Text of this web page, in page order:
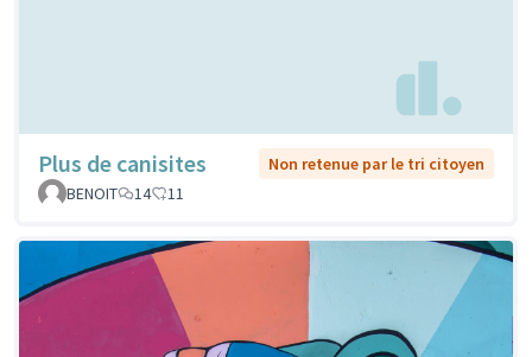
Plus de canisites
Non retenue par le tri citoyen
BENOIT
14 11